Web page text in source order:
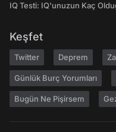
IQ Testi: IQ'unuzun Kaç
Keşfet
Twitter Deprem
Günlük Burç Yorumları
Bugün Ne Pişirsem